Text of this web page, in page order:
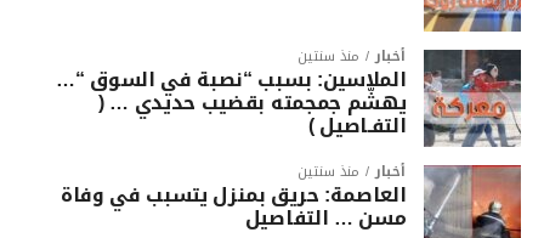
أخبار منذ سنتين
الملاسين: بسبب “نصبة في السوق “…
يهشّم جمجمته بقضيب حديدي … (
التفـاصيل )
أخبار منذ سنتين
العاصمة: حريق بمنزل يتسبب في وفاة
مسن … التفاصيل